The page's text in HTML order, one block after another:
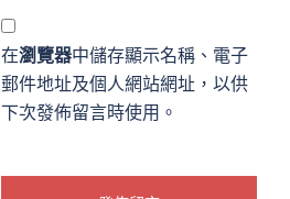
在瀏覽器中儲存顯示名稱、電子
郵件地址及個人網站網址，以供
下次發佈留言時使用。